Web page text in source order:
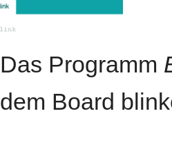
Das Programm
dem Board